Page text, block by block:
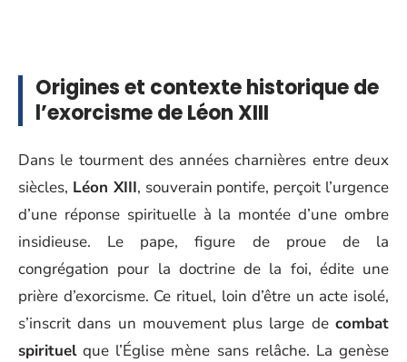
Origines et contexte historique de
l’exorcisme de Léon XIII
Dans le tourment des années charnières entre deux
siècles, Léon XIII, souverain pontife, perçoit l’urgence
d’une réponse spirituelle à la montée d’une ombre
insidieuse. Le pape, figure de proue de la
congrégation pour la doctrine de la foi, édite une
prière d’exorcisme. Ce rituel, loin d’être un acte isolé,
s’inscrit dans un mouvement plus large de combat
spirituelque l’Église mène sans relâche. La genèse